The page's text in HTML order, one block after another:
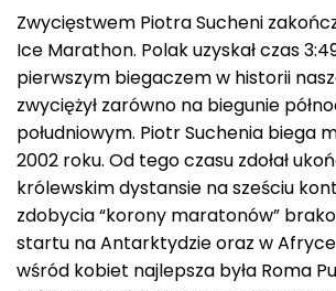
Zwycięstwem Piotra Sucheni
Ice Marathon. Polak uzyskał czas
pierwszym biegaczem w historii
zwyciężył zarówno na biegunie
południowym. Piotr Suchenia biega
2002 roku. Od tego czasu zdołał
królewskim dystansie na sześciu
zdobycia “korony maratonów”
startu na Antarktydzie oraz w
wśród kobiet najlepsza była Roma